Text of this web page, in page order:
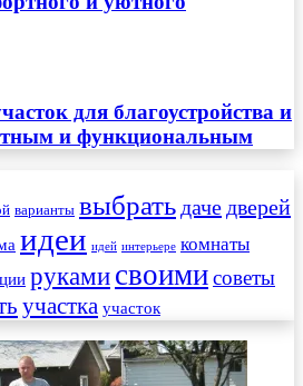
для благоустройства и
и функциональным
варианты выбрать даче дверей
идеи идей интерьере комнаты
руками своимисоветы
участка участок